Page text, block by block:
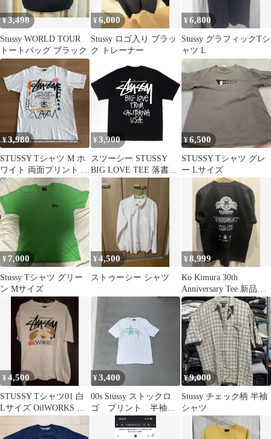
¥3,498
Stussy WORLD TOUR
トートバッグ ブラック
¥6,000
Stussy ロゴ入り ブラッ
ク トレーナー
¥6,800
Stussy グラフィックTシ
ャツ L
¥3,980
STUSSY Tシャツ M ホ
ワイト 両面プリント ワ
ールドツアー 半袖 白
¥ 3,900
スツーシー STUSSY
BIG LOVE TEE 落書き
サイン入りロゴ 万能デ
ザイン 普段着用 ゆった
り半袖Tシャツ 男女兼
¥6,500
STUSSY Tシャツ グレ
ー Lサイズ
¥ 7,000
Stussy Tシャツ グリー
ン Mサイズ
¥4,500
ストゥーシー シャツ
¥8,999
Ko Kimura 30th
Anniversary Tee 新品未
使用品
¥4,500
STUSSY Tシャツ01 白
Lサイズ OilWORKS コ
ラボ
¥3,400
00s Stussy ストックロ
ゴ プリント 半袖 t
シャツ カットソー
メンズ
¥9,000
Stussy チェック柄 半袖
シャツ